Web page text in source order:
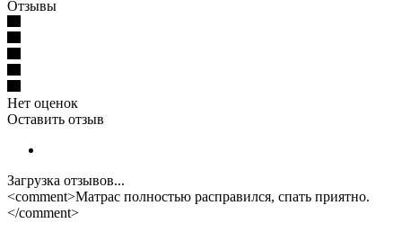
Отзывы
Нет оценок
Оставить отзыв
Загрузка отзывов...
<comment>Матрас полностью расправился, спать приятно.
</comment>